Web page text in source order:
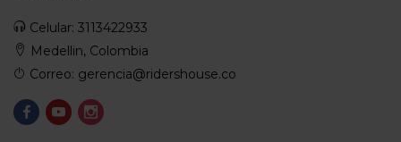
Celular: 3113422933
Medellin, Colombia
Correo: gerencia@ridershouse.co